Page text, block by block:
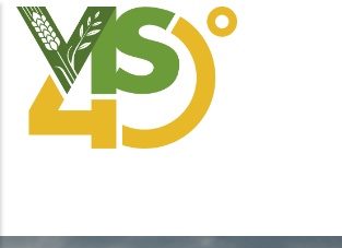
Salta
contenuto
principale